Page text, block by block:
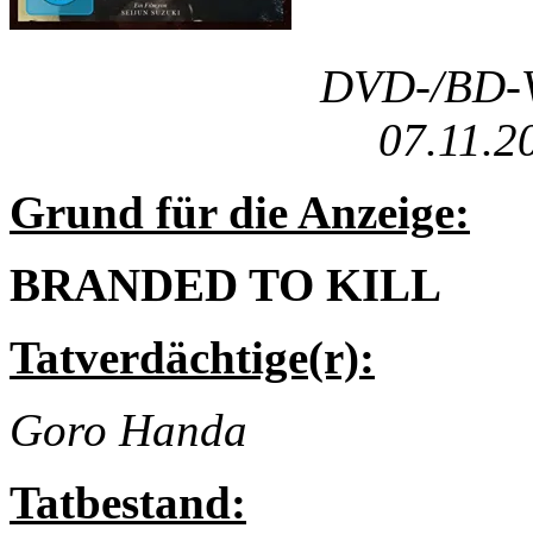
DVD-/BD-
Grund für die Anzeige:
BRANDED TO KILL
Tatverdächtige(r):
Goro Handa
Tatbestand: